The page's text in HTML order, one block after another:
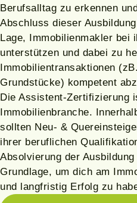
Berufsalltag zu erkennen
Abschluss dieser
Lage, Immobilienmakler bei
unterstützen und dabei zu
Immobilientransaktionen
Grundstücke) kompetent
Die Assistent-Zertifizierung
Immobilienbranche.
sollten Neu- &
ihrer beruflichen
Absolvierung der
Grundlage, um dich am
und langfristig Erfolg zu